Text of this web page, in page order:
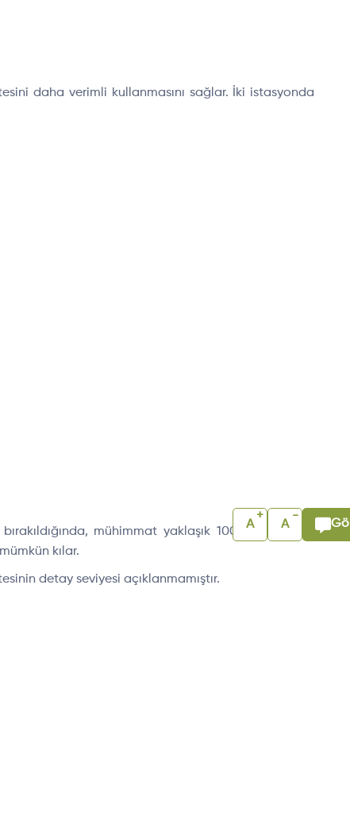
daha verimli kullanmasını sağlar. İki istasyonda
mühimmat yaklaşık 100 km süzülme
kılar.
detay seviyesi açıklanmamıştır.
A
+
A
-